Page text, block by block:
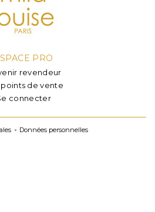
PRO
revendeur
points de vente
connecter
Données personnelles